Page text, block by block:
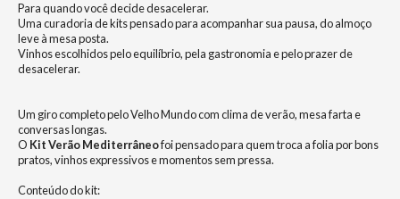
Para quando você decide desacelerar.
Uma curadoria de kits pensado para acompanhar sua pausa, do almoço
leve à mesa posta.
Vinhos escolhidos pelo equilíbrio, pela gastronomia e pelo prazer de
desacelerar.
Um giro completo pelo Velho Mundo com clima de verão, mesa farta e
conversas longas.
O Kit Verão Mediterrâneofoi pensado para quem troca a folia por bons
pratos, vinhos expressivos e momentos sem pressa.
Conteúdo do kit: